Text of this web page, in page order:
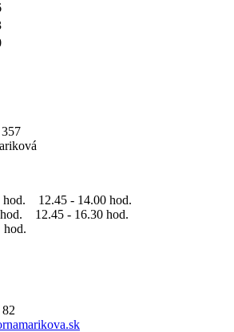
hod. 12.45 - 14.00 hod.
12.45 - 16.30 hod.
82